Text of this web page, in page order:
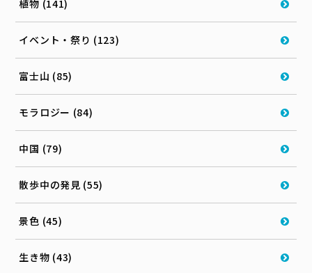
植物 (141)
イベント・祭り (123)
富士山 (85)
モラロジー (84)
中国 (79)
散歩中の発見 (55)
景色 (45)
生き物 (43)